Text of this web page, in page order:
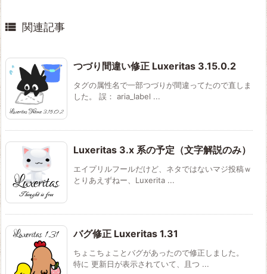
 関連記事
つづり間違い修正 Luxeritas 3.15.0.2
タグの属性名で一部つづりが間違ってたので直しま
した。 誤： aria_label ...
Luxeritas 3.x 系の予定（文字解説のみ）
エイプリルフールだけど、ネタではないマジ投稿ｗ
とりあえずねー、Luxerita ...
バグ修正 Luxeritas 1.31
ちょこちょことバグがあったので修正しました。
特に 更新日が表示されていて、且つ ...